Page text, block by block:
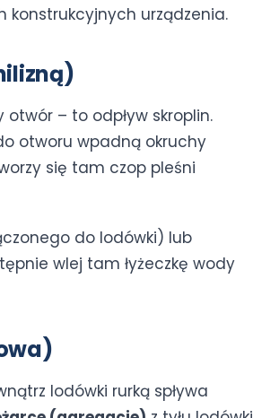
konstrukcyjnych urządzenia.
– to odpływ skroplin.
otworu wpadną okruchy
się tam czop pleśni
do lodówki) lub
wlej tam łyżeczkę wody
lodówki rurką spływa